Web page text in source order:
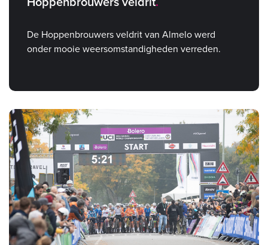
De Hoppenbrouwers veldrit van Almelo werd
onder mooie weersomstandigheden verreden.